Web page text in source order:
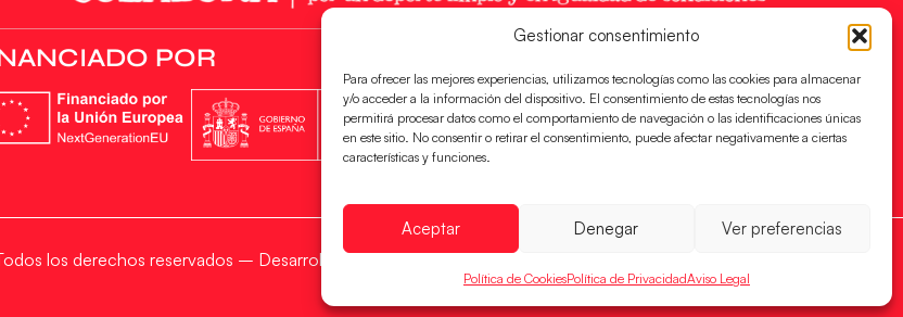
Gestionar consentimiento
Para ofrecer las mejores experiencias, utilizamos tecnologías como las cookies para almacenar
y/o acceder a la información del dispositivo. El consentimiento de estas tecnologías nos
permitirá procesar datos como el comportamiento de navegación o las identificaciones únicas
en este sitio. No consentir o retirar el consentimiento, puede afectar negativamente a ciertas
características y funciones.
Aceptar Denegar Ver preferencias
Política de CookiesPolítica de PrivacidadAviso Legal
POR
los derechos reservados – Desarrollado por